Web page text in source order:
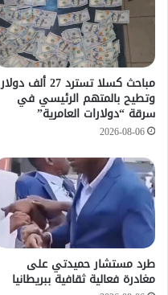
مباحث كسلا تسترد 27 ألف دولار
وتطيح بالمتهم الرئيسي في
سرقة “دولارات العامرية”
2026-08-06
طرد مستشار حميدتي على
مغادرة فعالية ثقافية ببريطانيا